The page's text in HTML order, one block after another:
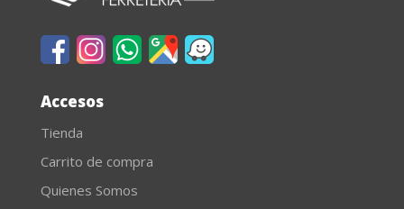
Accesos
Tienda
Carrito de compra
Quienes Somos